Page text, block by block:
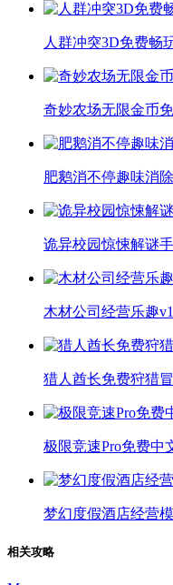
人群冲突3D免费畅
奇妙农场无限金币
肥鹅消不停趣味消
诡异校园惊悚解谜
木材公司经营乐趣
猎人酋长免费狩猎
极限竞速Pro免费中
梦幻度假酒店经营
相关攻略